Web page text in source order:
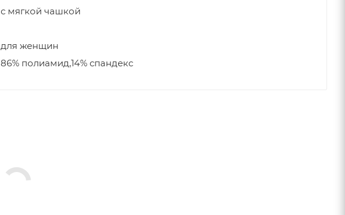
с мягкой чашкой
для женщин
86% полиамид,14% спандекс